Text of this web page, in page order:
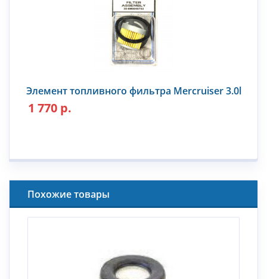
Элемент топливного фильтра Mercruiser 3.0l
1 770 р.
Похожие товары